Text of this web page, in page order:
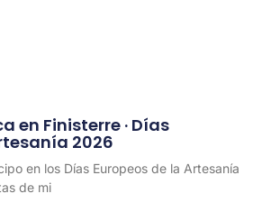
en Finisterre · Días
2026
en los Días Europeos de la Artesanía
de mi